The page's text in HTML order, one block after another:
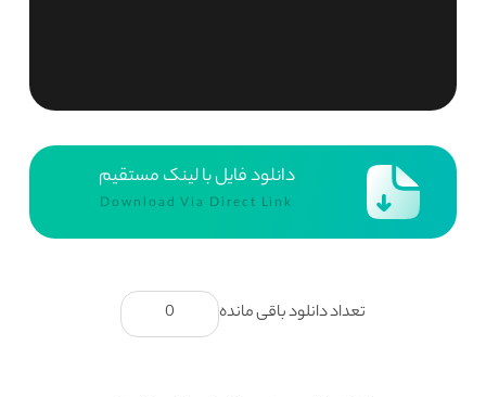
دانلود فایل با لینک مستقیم
Download Via Direct Link
تعداد دانلود باقی مانده 0